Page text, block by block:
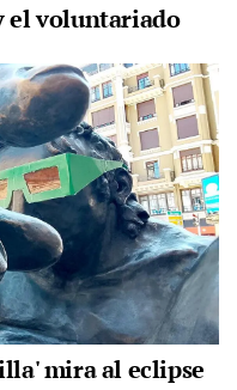
el voluntariado
mira al eclipse